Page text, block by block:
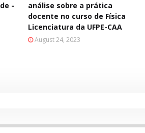
-
análise sobre a prática
docente no curso de Física
Licenciatura da UFPE-CAA
August 24, 2023